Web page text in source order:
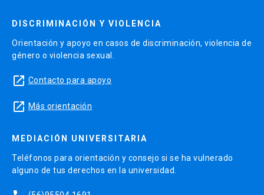
DISCRIMINACIÓN Y VIOLENCIA
Orientación y apoyo en casos de discriminación, violencia de
género o violencia sexual.
launch Contacto para apoyo
launch Más orientación
MEDIACIÓN UNIVERSITARIA
Teléfonos para orientación y consejo si se ha vulnerado
alguno de tus derechos en la universidad.